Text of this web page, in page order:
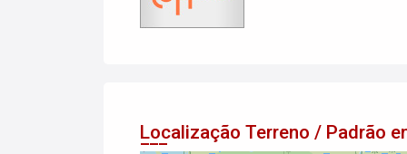
Localização Terreno / Padrão